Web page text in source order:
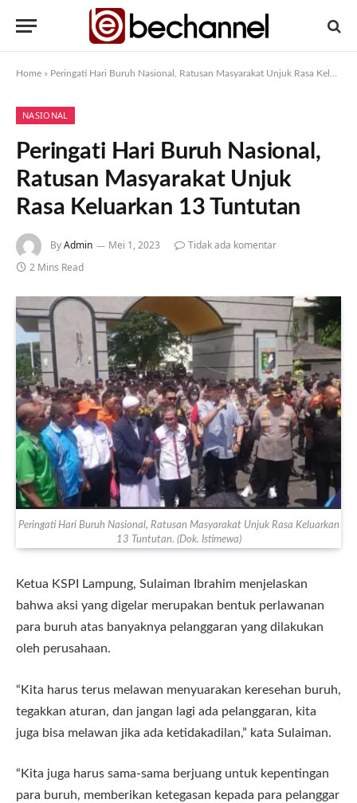
Home » Peringati Hari Buruh Nasional, Ratusan Masyarakat Unjuk Rasa Keluarkan 13 Tuntutan
NASIONAL
Peringati Hari Buruh Nasional,
Ratusan Masyarakat Unjuk
Rasa Keluarkan 13 Tuntutan
ByAdmin Mei 1, 2023
Tidak ada komentar
2 Mins Read
Peringati Hari Buruh Nasional, Ratusan Masyarakat Unjuk Rasa Keluarkan
13 Tuntutan. (Dok. Istimewa)
Ketua KSPI Lampung, Sulaiman Ibrahim menjelaskan
bahwa aksi yang digelar merupakan bentuk perlawanan
para buruh atas banyaknya pelanggaran yang dilakukan
oleh perusahaan.
“Kita harus terus melawan menyuarakan keresehan buruh,
tegakkan aturan, dan jangan lagi ada pelanggaran, kita
juga bisa melawan jika ada ketidakadilan,” kata Sulaiman.
“Kita juga harus sama-sama berjuang untuk kepentingan
para buruh, memberikan ketegasan kepada para pelanggar